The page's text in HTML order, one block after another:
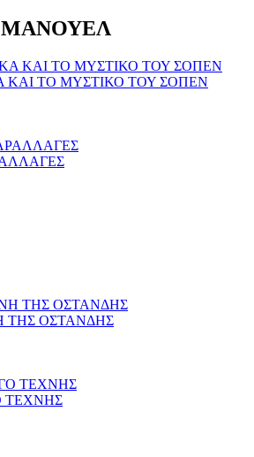
ΚΑΙ ΤΟ ΜΥΣΤΙΚΟ ΤΟΥ ΣΟΠΕΝ
ΤΗΣ ΟΣΤΑΝΔΗΣ
ΤΕΧΝΗΣ